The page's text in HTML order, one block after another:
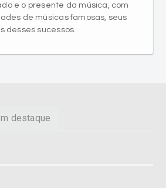
e o presente da música, com
de músicas famosas, seus
desses sucessos.
destaque